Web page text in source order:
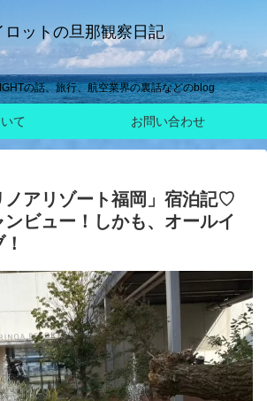
ロットの旦那観察日記
の話、旅行、航空業界の裏話などのblog
て お問い合わせ
ノアリゾート福岡」宿泊記♡
ビュー！しかも、オールイ